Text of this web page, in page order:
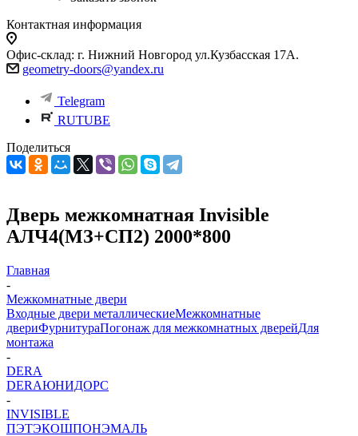
Контактная информация
Офис-склад: г. Нижний Новгород ул.Кузбасская 17А.
geometry-doors@yandex.ru
Telegram
RUTUBE
Поделиться
Дверь межкомнатная Invisible
АЛЧ4(МЗ+СП2) 2000*800
Главная
-
Межкомнатные двери
Входные двери металлическиеМежкомнатные
двериФурнитураПогонаж для межкомнатных дверейДля
монтажа
-
DERA
DERAЮНИДОРС
-
INVISIBLE
ПЭТЭКОШПОНЭМАЛЬ